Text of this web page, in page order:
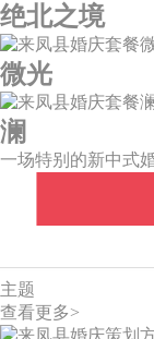
绝北之境
微光
澜
主题
查看更多>